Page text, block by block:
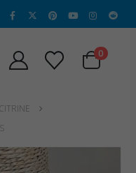
0
CITRINE